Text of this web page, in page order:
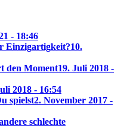
- 18:46
Einzigartigkeit?10.
den Moment19. Juli 2018 -
2018 - 16:54
spielst2. November 2017 -
schlechte